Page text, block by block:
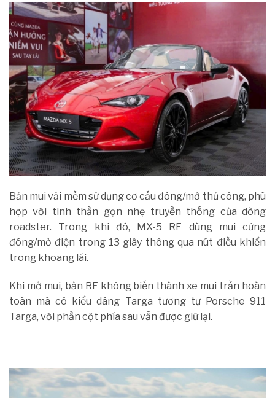
Bản mui vải mềm sử dụng cơ cấu đóng/mở thủ công, phù
hợp với tinh thần gọn nhẹ truyền thống của dòng
roadster. Trong khi đó, MX-5 RF dùng mui cứng
đóng/mở điện trong 13 giây thông qua nút điều khiển
trong khoang lái.
Khi mở mui, bản RF không biến thành xe mui trần hoàn
toàn mà có kiểu dáng Targa tương tự Porsche 911
Targa, với phần cột phía sau vẫn được giữ lại.